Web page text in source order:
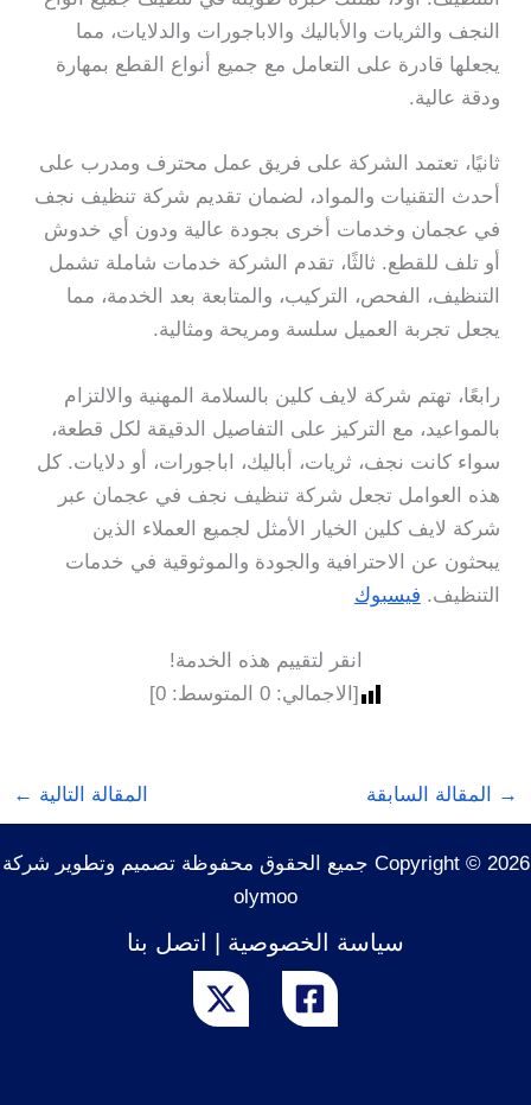
النجف والثريات والأباليك والاباجورات والدلايات، مما
يجعلها قادرة على التعامل مع جميع أنواع القطع بمهارة
ودقة عالية.
ثانيًا، تعتمد الشركة على فريق عمل محترف ومدرب على
أحدث التقنيات والمواد، لضمان تقديم شركة تنظيف نجف
في عجمان وخدمات أخرى بجودة عالية ودون أي خدوش
أو تلف للقطع. ثالثًا، تقدم الشركة خدمات شاملة تشمل
التنظيف، الفحص، التركيب، والمتابعة بعد الخدمة، مما
يجعل تجربة العميل سلسة ومريحة ومثالية.
رابعًا، تهتم شركة لايف كلين بالسلامة المهنية والالتزام
بالمواعيد، مع التركيز على التفاصيل الدقيقة لكل قطعة،
سواء كانت نجف، ثريات، أباليك، اباجورات، أو دلايات. كل
هذه العوامل تجعل شركة تنظيف نجف في عجمان عبر
شركة لايف كلين الخيار الأمثل لجميع العملاء الذين
يبحثون عن الاحترافية والجودة والموثوقية في خدمات
التنظيف. فيسبوك
انقر لتقييم هذه الخدمة!
[الاجمالي:0 المتوسط:0
]
→ المقالة السابقة المقالة التالية ←
Copyright © 2026 جميع الحقوق محفوظة تصميم وتطوير شركة
olymoo
سياسة الخصوصية | اتصل بنا